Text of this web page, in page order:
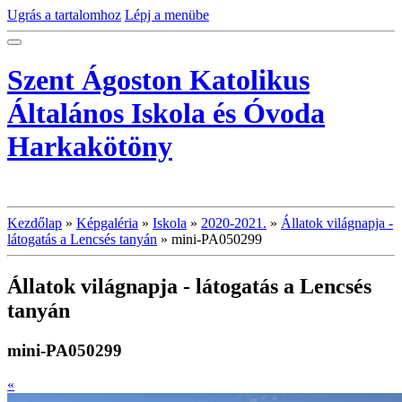
Ugrás a tartalomhoz Lépj a menübe
Szent Ágoston Katolikus
Általános Iskola és Óvoda
Harkakötöny
Kezdőlap » Képgaléria » Iskola » 2020-2021. » Állatok világnapja -
látogatás a Lencsés tanyán » mini-PA050299
Állatok világnapja - látogatás a Lencsés
tanyán
mini-PA050299
«